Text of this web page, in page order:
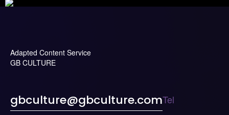
Adapted Content Service
GB CULTURE
gbculture@gbculture.comTel